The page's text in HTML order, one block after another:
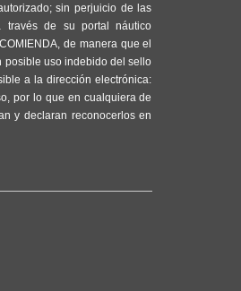
sin perjuicio de las
través de su portal náutico
de manera que el
posible uso indebido del sello
a la dirección electrónica:
por lo que en cualquiera de
y declaran reconocerlos en